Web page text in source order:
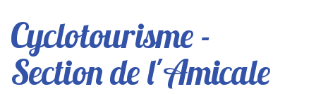
Cyclotourisme -
Section de l'Amicale